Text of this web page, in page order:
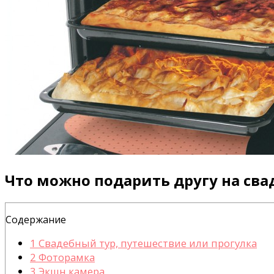
Что можно подарить другу на
Содержание
1 Свадебный тур, путешествие или прогулка
2 Фоторамка
3 Экшн камера